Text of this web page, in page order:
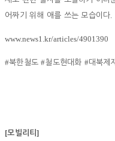
어짜기 위해 애를 쓰는 모습이다.
www.news1.kr/articles/4901390
#북한철도#철도현대화 #대북제
[모빌리티]